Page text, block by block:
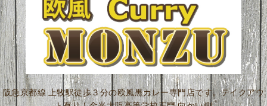
阪急京都線 上牧駅徒歩３分の欧風黒カレー専門店です。テイクアウ